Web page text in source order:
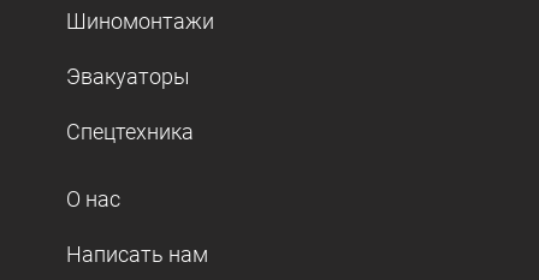
Шиномонтажи
Эвакуаторы
Спецтехника
О нас
Написать нам